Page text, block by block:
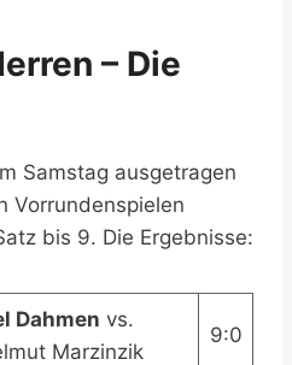
– Die
Samstag ausgetragen
Vorrundenspielen
bis 9. Die Ergebnisse:
Dahmen vs.
Marzinzik
9:0